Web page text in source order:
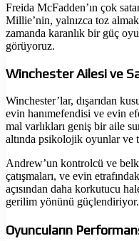
Freida McFadden’ın çok
Millie’nin, yalnızca toz
zamanda karanlık bir güç
görüyoruz.
Winchester Ailesi ve
Winchester’lar, dışarıdan
evin hanımefendisi ve evin
mal varlıkları geniş bir aile
altında psikolojik oyunlar ve
Andrew’un kontrolcü ve
çatışmaları, ve evin
açısından daha korkutucu
gerilim yönünü güçlendiriyor.
Oyuncuların